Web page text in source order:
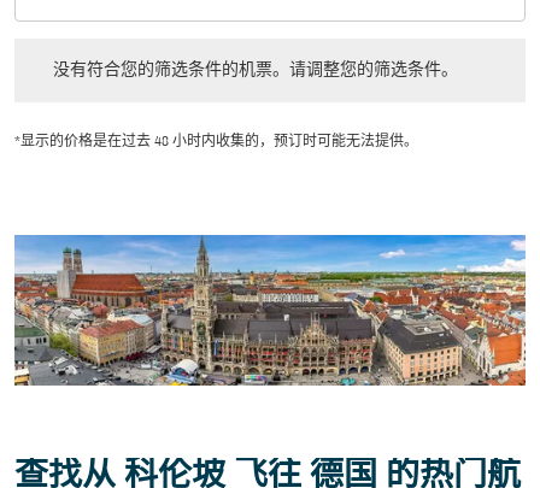
没有符合您的筛选条件的机票。请调整您的筛选条件。
*显示的价格是在过去 48 小时内收集的，预订时可能无法提供。
查找从 科伦坡 飞往 德国 的热门航